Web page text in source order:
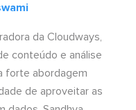
da Cloudways,
conteúdo e análise
forte abordagem
de aproveitar as